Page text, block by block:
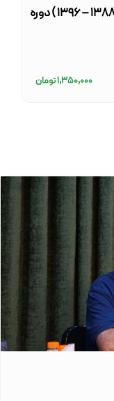
دومین گزارش وضعیت اجتماعی ایران (۱۳۸۸ – ۱۳۹۶ ) دوره
1,350,000تومان